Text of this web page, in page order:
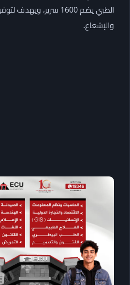
الطبي يضم 1600
والإشعاع.